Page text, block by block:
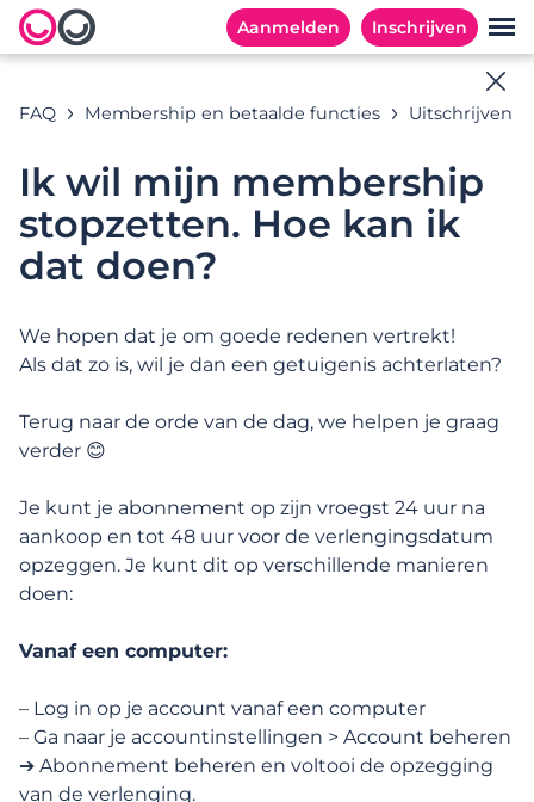
Aanmelden Inschrijven
Online hulp
Zoekvoorbeelden:
CATEGORIEËN MEESTGESTELDE VRAGEN
Categorieën
Inschrijven en aan de slag gaan
Profielbeheer
Functies, zoeken en interacties
Membership en betaalde functies
Functies en memberships
FAQ Membership en betaalde functies Uitschrijven
Ik wil mijn membership
stopzetten. Hoe kan ik
dat doen?
We hopen dat je om goede redenen vertrekt!
Als dat zo is, wil je dan een getuigenis achterlaten?
Terug naar de orde van de dag, we helpen je graag
verder 😊
Je kunt je abonnement op zijn vroegst 24 uur na
aankoop en tot 48 uur voor de verlengingsdatum
opzeggen. Je kunt dit op verschillende manieren
doen:
Vanaf een computer:
– Log in op je account vanaf een computer
– Ga naar je accountinstellingen > Account beheren
➔ Abonnement beheren en voltooi de opzegging
van de verlenging.